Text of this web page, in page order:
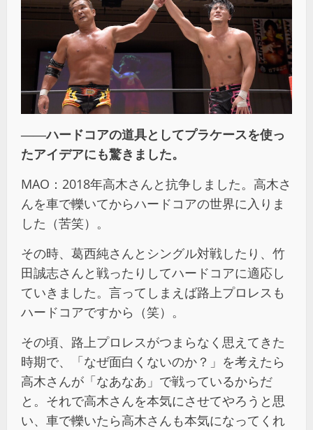
――ハードコアの道具としてプラケースを使っ
たアイデアにも驚きました。
MAO：2018年高木さんと抗争しました。高木さ
んを車で轢いてからハードコアの世界に入りま
した（苦笑）。
その時、葛西純さんとシングル対戦したり、竹
田誠志さんと戦ったりしてハードコアに適応し
ていきました。言ってしまえば路上プロレスも
ハードコアですから（笑）。
その頃、路上プロレスがつまらなく思えてきた
時期で、「なぜ面白くないのか？」を考えたら
高木さんが「なあなあ」で戦っているからだ
と。それで高木さんを本気にさせてやろうと思
い、車で轢いたら高木さんも本気になってくれ